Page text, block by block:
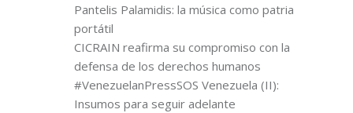
Pantelis Palamidis: la música como patria
portátil
CICRAIN reafirma su compromiso con la
defensa de los derechos humanos
#VenezuelanPressSOS Venezuela (II):
Insumos para seguir adelante